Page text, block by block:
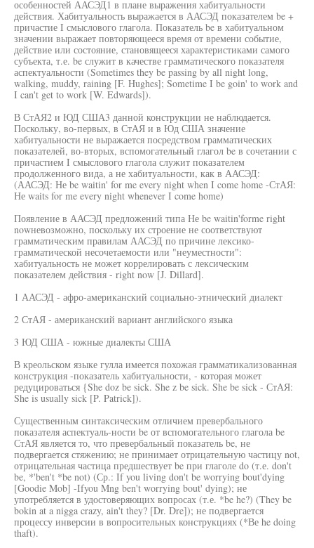
особенностей ААСЭД1 в плане выражения хабитуальности
действия. Хабитуальность выражается в ААСЭД показателем be +
причастие I смыслового глагола. Показатель be в хабитуальном
значении выражает повторяющееся время от времени событие,
действие или состояние, становящееся характеристиками самого
субъекта, т.е. be служит в качестве грамматического показателя
аспектуальности (Sometimes they be passing by all night long,
walking, muddy, raining [F. Hughes]; Sometime I be goin' to work and
I can't get to work [W. Edwards]).
В СтАЯ2 и ЮД США3 данной конструкции не наблюдается.
Поскольку, во-первых, в СтАЯ и в Юд США значение
хабитуальности не выражается посредством грамматических
показателей, во-вторых, вспомогательный глагол be в сочетании с
причастием I смыслового глагола служит показателем
продолженного вида, а не хабитуальности, как в ААСЭД:
(ААСЭД: Не be waitin' for me every night when I come home -СтАЯ:
Не waits for me every night whenever I come home)
Появление в ААСЭД предложений типа Не be waitin'forme right
nowневозможно, поскольку их строение не соответствуют
грамматическим правилам ААСЭД по причине лексико-
грамматической несочетаемости или "неуместности":
хабитуальность не может коррелировать с лексическим
показателем действия - right now [J. Dillard].
1 ААСЭД - афро-американский социально-этнический диалект
2 СтАЯ - американский вариант английского языка
3 ЮД США - южные диалекты США
В креольском языке гулла имеется похожая грамматикализованная
конструкция -показатель хабитуальности, - которая может
редуцироваться {She doz be sick. She z be sick. She be sick - СтАЯ:
She is usually sick [P. Patrick]).
Существенным синтаксическим отличием превербального
показателя аспектуаль-ности be от вспомогательного глагола be
СтАЯ является то, что превербальный показатель be, не
подвергается стяжению; не принимает отрицательную частицу not,
отрицательная частица предшествует be при глаголе do (т.е. don't
be, *'ben't *be not) (Ср.: If you living don't be worrying bout'dying
[Goodie Mob] -Ifyou Mng ben't worrying bout' dying); не
употребляется в удостоверяющих вопросах (т.е. *be he?) (They be
bokin at a nigga crazy, ain't they? [Dr. Dre]); не подвергается
процессу инверсии в вопросительных конструкциях (*Ве he doing
thaft).